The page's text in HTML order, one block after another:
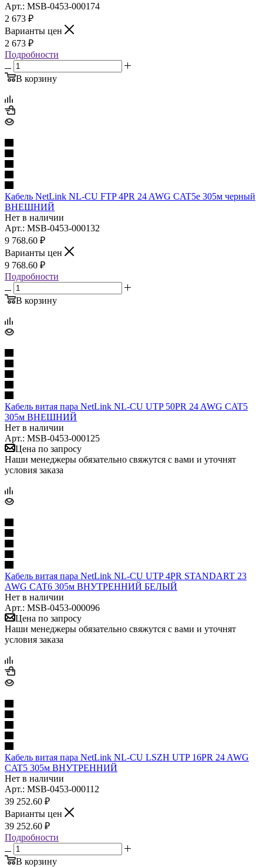
Арт.: MSB-0453-000174
2 673 ₽
Варианты цен
2 673 ₽
Подробности
В корзину
Кабель NetLink NL-CU FTP 4PR 24 AWG CAT5e 305м черный
ВНЕШНИЙ
Нет в наличии
Арт.: MSB-0453-000132
9 768.60 ₽
Варианты цен
9 768.60 ₽
Подробности
В корзину
Кабель витая пара NetLink NL-CU UTP 50PR 24 AWG CAT5
305м ВНЕШНИЙ
Нет в наличии
Арт.: MSB-0453-000125
Цена по запросу
Наши менеджеры обязательно свяжутся с вами и уточнят
условия заказа
Кабель витая пара NetLink NL-CU UTP 4PR STANDART 23
AWG CAT6 305м ВНУТРЕННИЙ БЕЛЫЙ
Нет в наличии
Арт.: MSB-0453-000096
Цена по запросу
Наши менеджеры обязательно свяжутся с вами и уточнят
условия заказа
Кабель витая пара NetLink NL-CU LSZH UTP 16PR 24 AWG
CAT5 305м ВНУТРЕННИЙ
Нет в наличии
Арт.: MSB-0453-000112
39 252.60 ₽
Варианты цен
39 252.60 ₽
Подробности
В корзину